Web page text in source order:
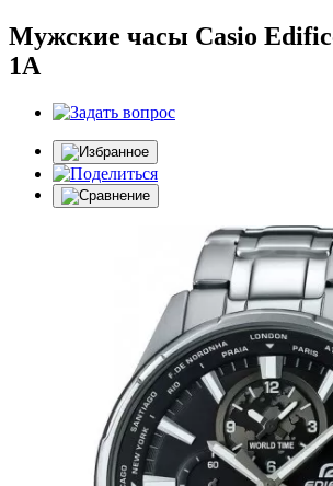
Мужские часы Casio
1A